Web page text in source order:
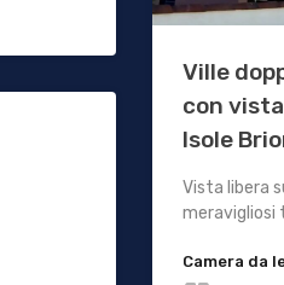
Ville
con
Isole
Vista libera
meravigliosi
Camera da